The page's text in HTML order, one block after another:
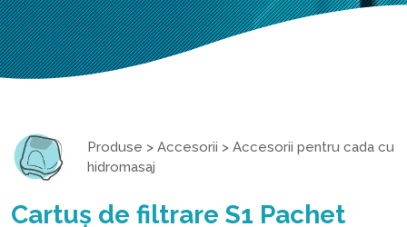
Produse > Accesorii > Accesorii pentru cada cu
hidromasaj
Cartuș de filtrare S1 Pachet